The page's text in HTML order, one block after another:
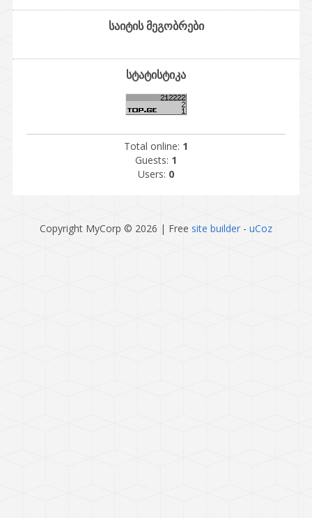
საიტის მეგობრები
სტატისტიკა
Total online: 1
Guests: 1
Users: 0
Copyright MyCorp © 2026 | Free site builder - uCoz